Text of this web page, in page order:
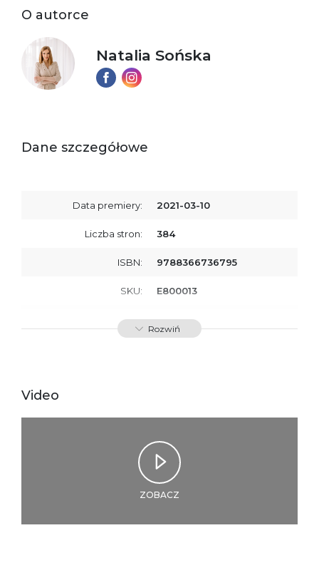
O autorce
Natalia Sońska
Dane szczegółowe
Data premiery: 2021-03-10
Liczba stron: 384
ISBN: 9788366736795
SKU: E800013
Producent / Osoby
odpowiedzialne za
Wydawnictwo Poznańskie
Sp. z o.o.
Ostrzeżenia oraz
Załącznik PDF
Rozwiń
Video
ZOBACZ